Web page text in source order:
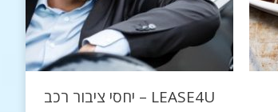
LEASE4U – יחסי ציבור רכב